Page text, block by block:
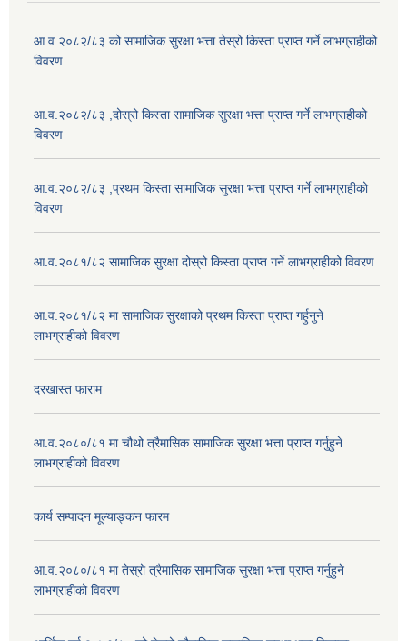
आ.व.२०८२/८३ को सामाजिक सुरक्षा भत्ता तेस्रो किस्ता प्राप्त गर्ने लाभग्राहीको
विवरण
आ.व.२०८२/८३ ,दोस्रो किस्ता सामाजिक सुरक्षा भत्ता प्राप्त गर्ने लाभग्राहीको
विवरण
आ.व.२०८२/८३ ,प्रथम किस्ता सामाजिक सुरक्षा भत्ता प्राप्त गर्ने लाभग्राहीको
विवरण
आ.व.२०८१/८२ सामाजिक सुरक्षा दोस्रो किस्ता प्राप्त गर्ने लाभग्राहीको विवरण
आ.व.२०८१/८२ मा सामाजिक सुरक्षाको प्रथम किस्ता प्राप्त गर्हुनुने
लाभग्राहीको विवरण
दरखास्त फाराम
आ.व.२०८०/८१ मा चौथो त्रैमासिक सामाजिक सुरक्षा भत्ता प्राप्त गर्नुहुने
लाभग्राहीको विवरण
कार्य सम्पादन मूल्याङ्कन फारम
आ.व.२०८०/८१ मा तेस्रो त्रैमासिक सामाजिक सुरक्षा भत्ता प्राप्त गर्नुहुने
लाभग्राहीको विवरण